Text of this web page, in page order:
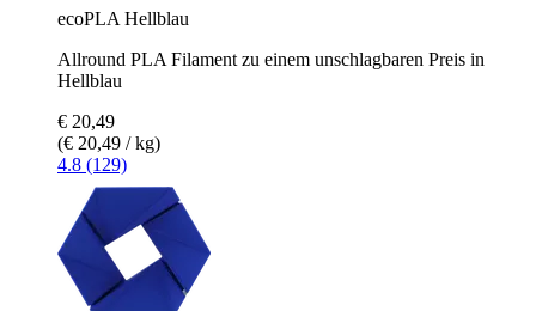
ecoPLA Hellblau
Allround PLA Filament zu einem unschlagbaren Preis in
Hellblau
€ 20,49
(€ 20,49 / kg)
4.8 (129)